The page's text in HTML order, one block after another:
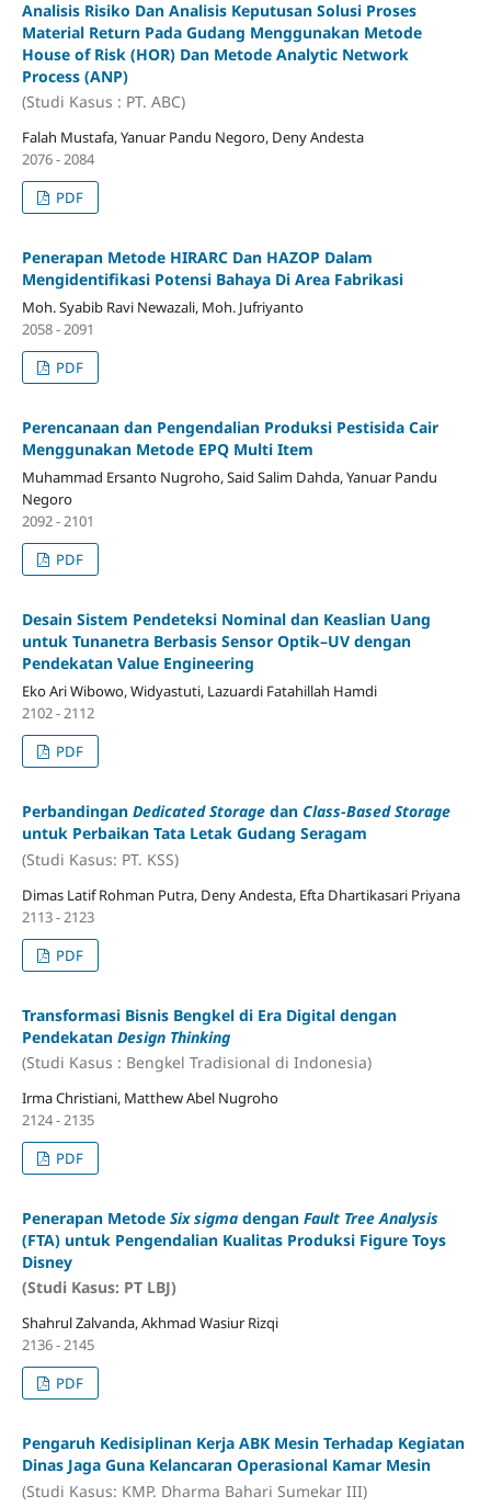
Analisis Risiko Dan Analisis Keputusan Solusi Proses
Material Return Pada Gudang Menggunakan Metode
House of Risk (HOR) Dan Metode Analytic Network
Process (ANP)
(Studi Kasus : PT. ABC)
Falah Mustafa, Yanuar Pandu Negoro, Deny Andesta
2076 - 2084
PDF
Penerapan Metode HIRARC Dan HAZOP Dalam
Mengidentifikasi Potensi Bahaya Di Area Fabrikasi
Moh. Syabib Ravi Newazali, Moh. Jufriyanto
2058 - 2091
PDF
Perencanaan dan Pengendalian Produksi Pestisida Cair
Menggunakan Metode EPQ Multi Item
Muhammad Ersanto Nugroho, Said Salim Dahda, Yanuar Pandu
Negoro
2092 - 2101
PDF
Desain Sistem Pendeteksi Nominal dan Keaslian Uang
untuk Tunanetra Berbasis Sensor Optik–UV dengan
Pendekatan Value Engineering
Eko Ari Wibowo, Widyastuti, Lazuardi Fatahillah Hamdi
2102 - 2112
PDF
Perbandingan Dedicated Storagedan Class-Based Storage
untuk Perbaikan Tata Letak Gudang Seragam
(Studi Kasus: PT. KSS)
Dimas Latif Rohman Putra, Deny Andesta, Efta Dhartikasari Priyana
2113 - 2123
PDF
Transformasi Bisnis Bengkel di Era Digital dengan
Pendekatan Design Thinking
(Studi Kasus : Bengkel Tradisional di Indonesia)
Irma Christiani, Matthew Abel Nugroho
2124 - 2135
PDF
Penerapan Metode Six sigmadengan Fault Tree Analysis
(FTA) untuk Pengendalian Kualitas Produksi Figure Toys
Disney
(Studi Kasus: PT LBJ)
Shahrul Zalvanda, Akhmad Wasiur Rizqi
2136 - 2145
PDF
Pengaruh Kedisiplinan Kerja ABK Mesin Terhadap Kegiatan
Dinas Jaga Guna Kelancaran Operasional Kamar Mesin
(Studi Kasus: KMP. Dharma Bahari Sumekar III)